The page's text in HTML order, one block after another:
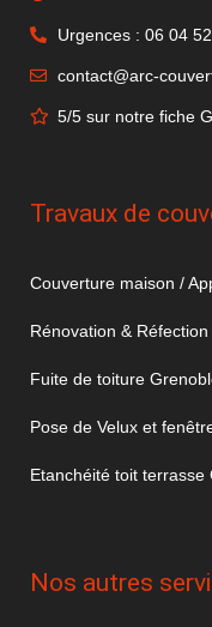
Urgences : 06 04
contact@arc-
5/5 sur notre fiche
Travaux de
Couverture maison /
Rénovation &
Fuite de toiture
Pose de Velux et
Etanchéité toit terrasse
Nos autres